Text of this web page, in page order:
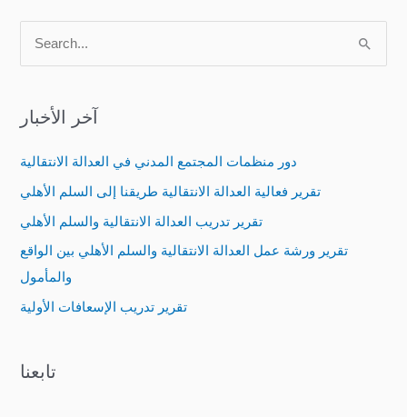
r
o
r
:
آخر الأخبار
دور منظمات المجتمع المدني في العدالة الانتقالية
تقرير فعالية العدالة الانتقالية طريقنا إلى السلم الأهلي
تقرير تدريب العدالة الانتقالية والسلم الأهلي
تقرير ورشة عمل العدالة الانتقالية والسلم الأهلي بين الواقع
والمأمول
تقرير تدريب الإسعافات الأولية
تابعنا